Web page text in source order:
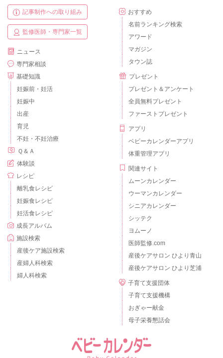
記事制作への取り組み
監修医師・専門家一覧
ニュース
専門家相談
基礎知識
妊娠前・妊活
妊娠中
出産
育児
不妊・不妊治療
Ｑ＆Ａ
体験談
レシピ
離乳食レシピ
妊娠食レシピ
妊活食レシピ
成長アルバム
施設検索
産後ケア施設検索
産婦人科検索
婦人科検索
おすすめ
名前ランキング検索
アワード
マガジン
タウン誌
プレゼント
プレゼント＆アンケート
全員無料プレゼント
ファーストプレゼント
アプリ
ベビーカレンダーアプリ
体重管理アプリ
関連サイト
ムーンカレンダー
ウーマンカレンダー
シニアカレンダー
シッテク
ヨムーノ
医師監修.com
産後ケアサロン ひより青山
産後ケアサロン ひより芝浦
子育て支援団体
子育て支援機構
おぎゃー献金
母子栄養懇話会